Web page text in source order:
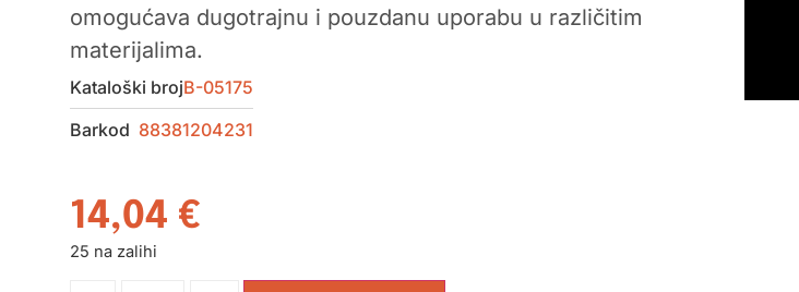
omogućava dugotrajnu i pouzdanu uporabu u različitim
materijalima.
Kataloški brojB-05175
Barkod 88381204231
14,04 €
25 na zalihi